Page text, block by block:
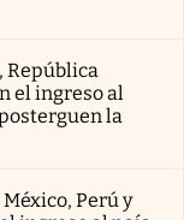
República
el ingreso al
la
Perú y